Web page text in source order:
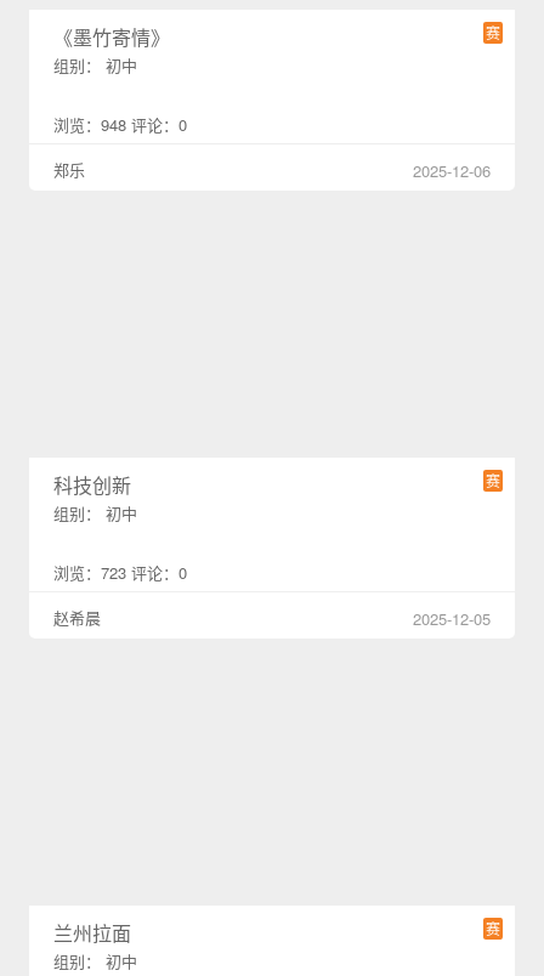
赛
《墨竹寄情》
组别： 初中
浏览：948 评论：0
郑乐
2025-12-06
赛
科技创新
组别： 初中
浏览：723 评论：0
赵希晨
2025-12-05
赛
兰州拉面
组别： 初中